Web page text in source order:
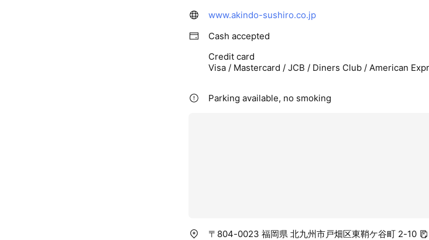
www.akindo-sushiro.co.jp
Cash accepted
Credit card
Visa / Mastercard / JCB / Diners Club / American
Parking available, no smoking
〒804-0023 福岡県 北九州市戸畑区東鞘ケ谷町 2-10